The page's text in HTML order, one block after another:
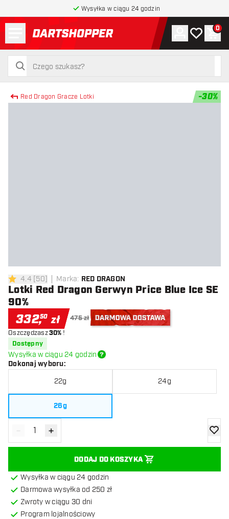
Wysyłka w ciągu 24 godzin
powrót do strony głównej
szukaj
szukaj
Konto
Moja lista
0
Red Dragon Gracze Lotki -30%
4.4 gwiazdki oceny
4.4 [50] Marka: RED DRAGON
Lotki Red Dragon Gerwyn Price Blue Ice SE
90%
332,50 zł 475 zł
Oszczędzasz30% !
Dostępny
Wysyłka w ciągu 24 godzin
Dokonaj wyboru:
22g 24g
26g
Zmniejsz ilość
- Zwiększ ilość
+
DODAJ DO KOSZYKA
Wysyłka w ciągu 24 godzin
Darmowa wysyłka od 250 zł
Zwroty w ciągu 30 dni
Program lojalnościowy